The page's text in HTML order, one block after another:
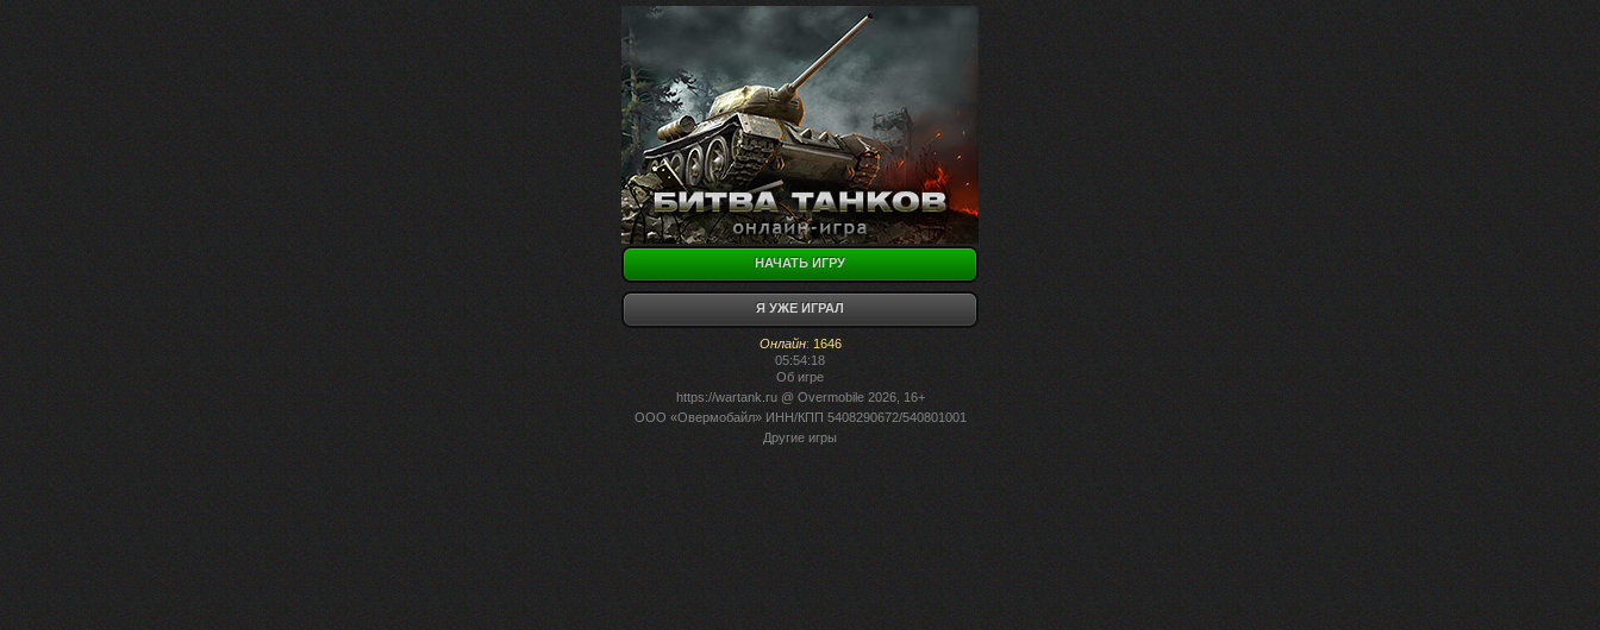
НАЧАТЬ ИГРУ
Я УЖЕ ИГРАЛ
Онлайн: 1646
05:54:18
Об игре
https://wartank.ru@ Overmobile 2026, 16+
ООО «Овермобайл» ИНН/КПП 5408290672/540801001
Другие игры